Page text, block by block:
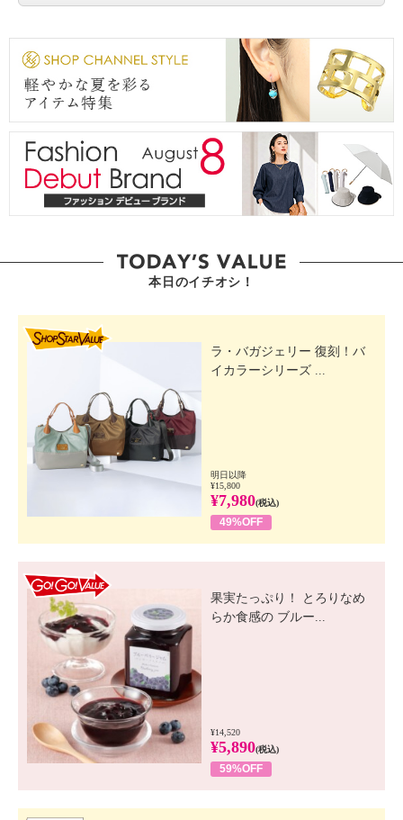
本日のイチオシ！
ラ・バガジェリー 復刻！バ
イカラーシリーズ ...
明日以降
¥15,800
¥7,980(税込)
49%OFF
果実たっぷり！ とろりなめ
らか食感の ブルー...
¥14,520
¥5,890(税込)
59%OFF